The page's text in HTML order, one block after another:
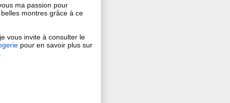
ma passion pour
montres grâce à ce
vous invite à consulter le
pour en savoir plus sur